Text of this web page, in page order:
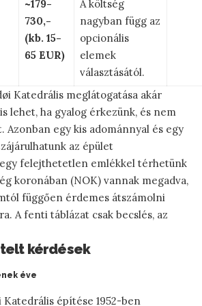
~179-
730,-
(kb. 15-
65 EUR)
A költség
nagyban függ az
opcionális
elemek
választásától.
Katedrális meglátogatása akár
lehet, ha gyalog érkezünk, és nem
Azonban egy kis adománnyal és egy
az épület
felejthetetlen emlékkel térhetünk
koronában (NOK) vannak megadva,
függően érdemes átszámolni
A fenti táblázat csak becslés, az
kérdések
éve
Katedrális építése 1952-ben